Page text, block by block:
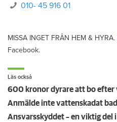
010- 45 916 01
MISSA INGET FRÅN HEM & HYRA.
Facebook.
Läs också
600 kronor dyrare att bo efter
Ansvarsskyddet – en viktig del